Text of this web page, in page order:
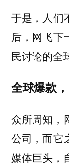
于是，人们
后，网飞下
民讨论的全
全球爆款
众所周知，
公司，而它
媒体巨头，